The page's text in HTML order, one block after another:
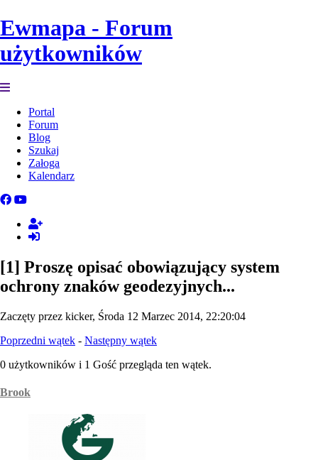
Ewmapa - Forum
użytkowników
Portal
Forum
Blog
Szukaj
Załoga
Kalendarz
[1] Proszę opisać obowiązujący system
ochrony znaków geodezyjnych...
Zaczęty przez kicker, Środa 12 Marzec 2014, 22:20:04
Poprzedni wątek - Następny wątek
0 użytkowników i 1 Gość przegląda ten wątek.
Brook